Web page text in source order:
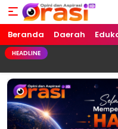
Orasi.ID
Opini dan Aspirasi!
Beranda Daerah
HEADLINE